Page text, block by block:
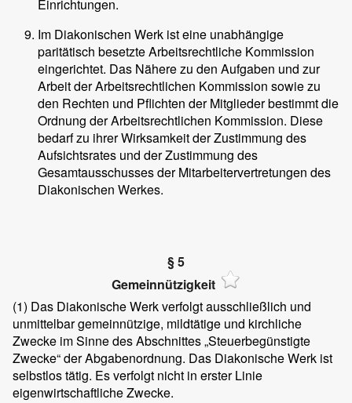
Einrichtungen.
Im Diakonischen Werk ist eine unabhängige
paritätisch besetzte Arbeitsrechtliche Kommission
eingerichtet. Das Nähere zu den Aufgaben und zur
Arbeit der Arbeitsrechtlichen Kommission sowie zu
den Rechten und Pflichten der Mitglieder bestimmt die
Ordnung der Arbeitsrechtlichen Kommission. Diese
bedarf zu ihrer Wirksamkeit der Zustimmung des
Aufsichtsrates und der Zustimmung des
Gesamtausschusses der Mitarbeitervertretungen des
Diakonischen Werkes.
§ 5
Gemeinnützigkeit
(1) Das Diakonische Werk verfolgt ausschließlich und
unmittelbar gemeinnützige, mildtätige und kirchliche
Zwecke im Sinne des Abschnittes „Steuerbegünstigte
Zwecke“ der Abgabenordnung. Das Diakonische Werk ist
selbstlos tätig. Es verfolgt nicht in erster Linie
eigenwirtschaftliche Zwecke.